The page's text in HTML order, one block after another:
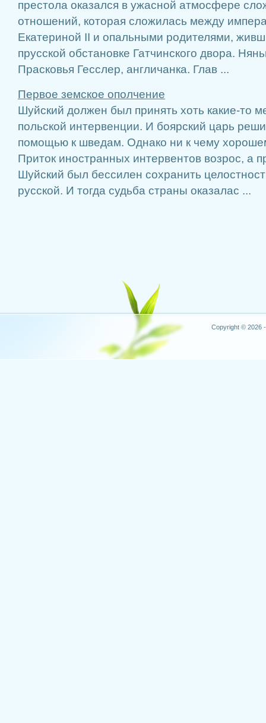
престола оказался в ужасной атмосфере
отношений, которая сложилась между
Екатериной II и опаль­ными родителями,
прусской обстановке Гатчинского двора.
Прасковья Гесслер, англичанка. Глав ...
Первое земское ополчение
Шуйский должен был принять хоть какие-то
польской интервенции. И боярский царь
помощью к шведам. Однако ни к чему
Приток иностранных интервентов возрос, а
Шуйский был бессилен сохранить
русской. И тогда судьба страны оказалас ...
Copyright © 2026